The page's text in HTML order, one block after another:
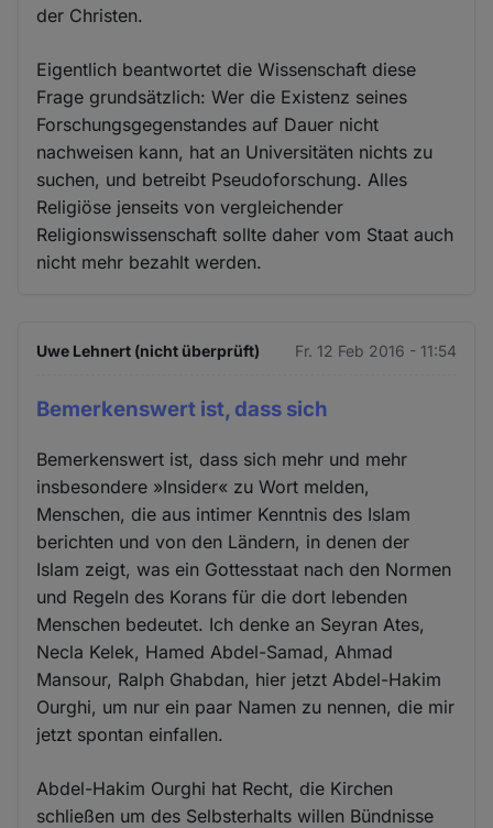
der Christen.
Eigentlich beantwortet die Wissenschaft diese
Frage grundsätzlich: Wer die Existenz seines
Forschungsgegenstandes auf Dauer nicht
nachweisen kann, hat an Universitäten nichts zu
suchen, und betreibt Pseudoforschung. Alles
Religiöse jenseits von vergleichender
Religionswissenschaft sollte daher vom Staat auch
nicht mehr bezahlt werden.
Uwe Lehnert (nicht überprüft) Fr. 12 Feb 2016 - 11:54
Bemerkenswert ist, dass sich
Bemerkenswert ist, dass sich mehr und mehr
insbesondere »Insider« zu Wort melden,
Menschen, die aus intimer Kenntnis des Islam
berichten und von den Ländern, in denen der
Islam zeigt, was ein Gottesstaat nach den Normen
und Regeln des Korans für die dort lebenden
Menschen bedeutet. Ich denke an Seyran Ates,
Necla Kelek, Hamed Abdel-Samad, Ahmad
Mansour, Ralph Ghabdan, hier jetzt Abdel-Hakim
Ourghi, um nur ein paar Namen zu nennen, die mir
jetzt spontan einfallen.
Abdel-Hakim Ourghi hat Recht, die Kirchen
schließen um des Selbsterhalts willen Bündnisse